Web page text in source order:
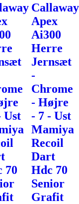
Ust
70
Callaway
Apex
Ai300
Herre
Jernsæt
-
Chrome
- Højre
- 7 - Ust
Mamiya
Recoil
Dart
Hdc 70
Senior
Grafit